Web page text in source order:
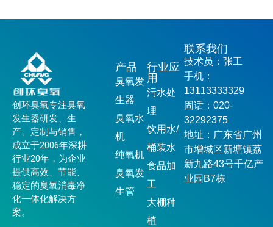
创环臭氧专注臭氧
发生器研发、生
产、定制与销售，
成立于2006年深耕
行业20年，为企业
提供高效、节能、
稳定的臭氧消毒净
化一体化解决方
案。
产品
臭氧发
生器
臭氧水
机
纯氧机
臭氧发
生管
行业应
用
污水处
理
饮用水/
桶装水
食品加
工
大棚种
植
联系我们
技术员：张工
手机：
13113333329
固话：020-
32292375
地址：广东省广州
市增城区新塘镇荔
新九路43号千亿产
业园B7栋